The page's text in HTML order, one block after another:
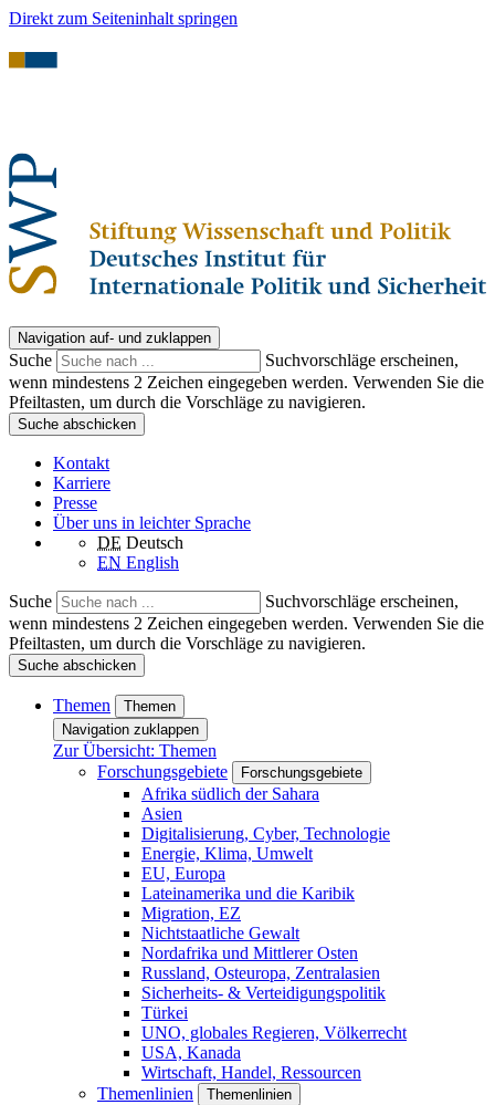
Direkt zum Seiteninhalt springen
Navigation auf- und zuklappen
Suche
Suchvorschläge erscheinen,
wenn mindestens 2 Zeichen eingegeben werden. Verwenden Sie die
Pfeiltasten, um durch die Vorschläge zu navigieren.
Suche abschicken
Kontakt
Karriere
Presse
Über uns in leichter Sprache
DE Deutsch
EN English
Suche
Suchvorschläge erscheinen,
wenn mindestens 2 Zeichen eingegeben werden. Verwenden Sie die
Pfeiltasten, um durch die Vorschläge zu navigieren.
Suche abschicken
Themen
Themen
Navigation zuklappen
Zur Übersicht: Themen
Forschungsgebiete
Forschungsgebiete
Afrika südlich der Sahara
Asien
Digitalisierung, Cyber, Technologie
Energie, Klima, Umwelt
EU, Europa
Lateinamerika und die Karibik
Migration, EZ
Nichtstaatliche Gewalt
Nordafrika und Mittlerer Osten
Russland, Osteuropa, Zentralasien
Sicherheits- & Verteidigungspolitik
Türkei
UNO, globales Regieren, Völkerrecht
USA, Kanada
Wirtschaft, Handel, Ressourcen
Themenlinien
Themenlinien